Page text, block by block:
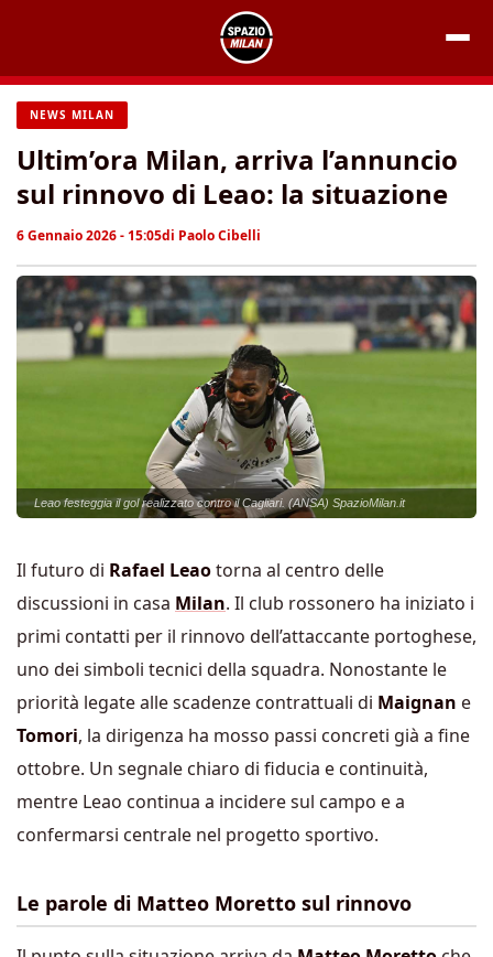
contenuto
NEWS MILAN
Ultim’ora Milan, arriva l’annuncio
sul rinnovo di Leao: la situazione
6 Gennaio 2026 - 15:05di Paolo Cibelli
Leao festeggia il gol realizzato contro il Cagliari. (ANSA) SpazioMilan.it
Il futuro di Rafael Leaotorna al centro delle
discussioni in casa Milan. Il club rossonero ha iniziato i
primi contatti per il rinnovo dell’attaccante portoghese,
uno dei simboli tecnici della squadra. Nonostante le
priorità legate alle scadenze contrattuali di Maignan e
Tomori, la dirigenza ha mosso passi concreti già a fine
ottobre. Un segnale chiaro di fiducia e continuità,
mentre Leao continua a incidere sul campo e a
confermarsi centrale nel progetto sportivo.
Le parole di Matteo Moretto sul rinnovo